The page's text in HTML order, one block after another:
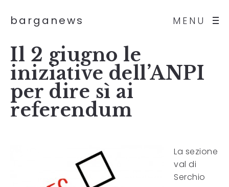
MENU
barganews
Il 2 giugno le
iniziative dell’ANPI
per dire sì ai
referendum
La sezione
val di
Serchio